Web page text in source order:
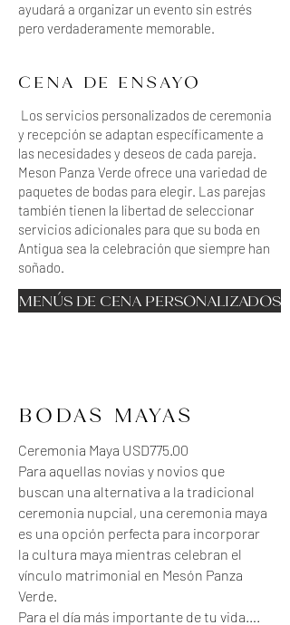
ayudará a organizar un evento sin estrés
pero verdaderamente memorable.
CENA DE ENSAYO
Los servicios personalizados de ceremonia
y recepción se adaptan específicamente a
las necesidades y deseos de cada pareja.
Meson Panza Verde ofrece una variedad de
paquetes de bodas para elegir. Las parejas
también tienen la libertad de seleccionar
servicios adicionales para que su boda en
Antigua sea la celebración que siempre han
soñado.
MENÚS DE CENA PERSONALIZADOS
BODAS MAYAS
Ceremonia Maya USD775.00
Para aquellas novias y novios que
buscan una alternativa a la tradicional
ceremonia nupcial, una ceremonia maya
es una opción perfecta para incorporar
la cultura maya mientras celebran el
vínculo matrimonial en Mesón Panza
Verde.
Para el día más importante de tu vida….